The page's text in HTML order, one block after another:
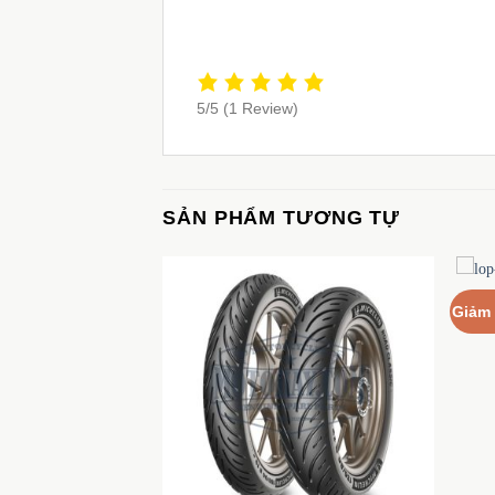
5/5 (1 Review)
SẢN PHẨM TƯƠNG TỰ